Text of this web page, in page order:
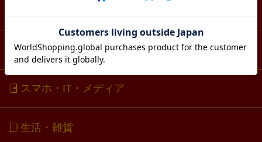
文具・ノート
スマホ・IT・メディア
生活・雑貨